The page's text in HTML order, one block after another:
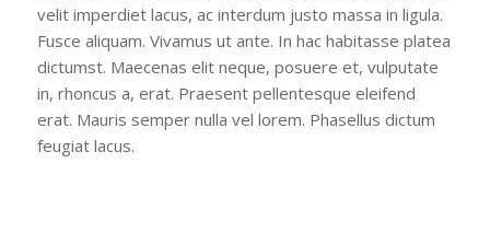
velit imperdiet lacus, ac interdum justo massa in ligula.
Fusce aliquam. Vivamus ut ante. In hac habitasse platea
dictumst. Maecenas elit neque, posuere et, vulputate
in, rhoncus a, erat. Praesent pellentesque eleifend
erat. Mauris semper nulla vel lorem. Phasellus dictum
feugiat lacus.